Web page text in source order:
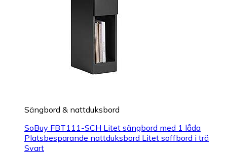
Sängbord & nattduksbord
SoBuy FBT111-SCH Litet sängbord med 1 låda
Platsbesparande nattduksbord Litet soffbord i trä
Svart